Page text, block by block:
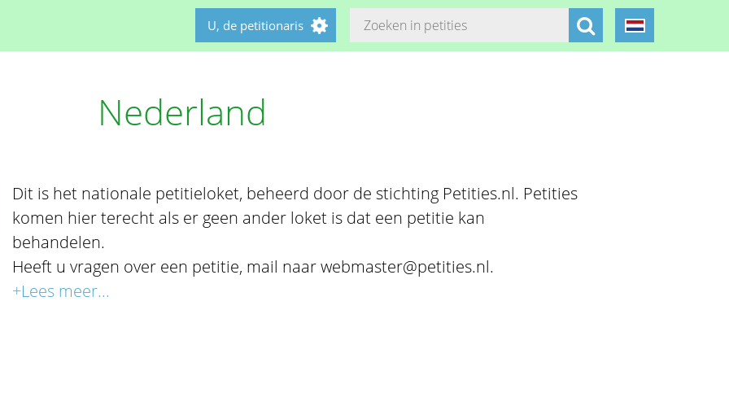
U, de petitionaris
Nederland
Dit is het nationale petitieloket, beheerd door de stichting Petities.nl. Petities
komen hier terecht als er geen ander loket is dat een petitie kan
behandelen.
Heeft u vragen over een petitie, mail naar webmaster@petities.nl.
+Lees meer...